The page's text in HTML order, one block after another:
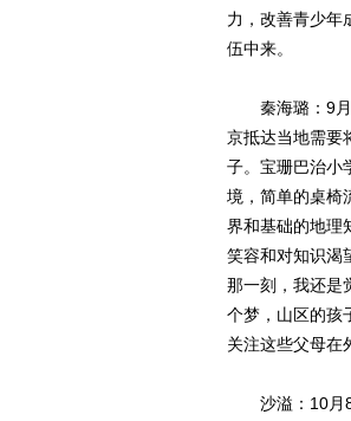
力，改善青少年
伍中来。
秦海璐：9月
京抵达当地需要
子。宝珊巴治小
境，简单的桌椅
界和基础的地理
笑容和对知识渴
那一刻，我还是
个梦，山区的孩
关注这些父母在
沙溢：10月8